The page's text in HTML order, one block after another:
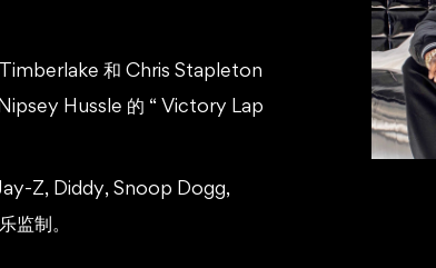
和 Chris Stapleton
Hussle 的 “ Victory Lap
Z, Diddy, Snoop Dogg,
监制。